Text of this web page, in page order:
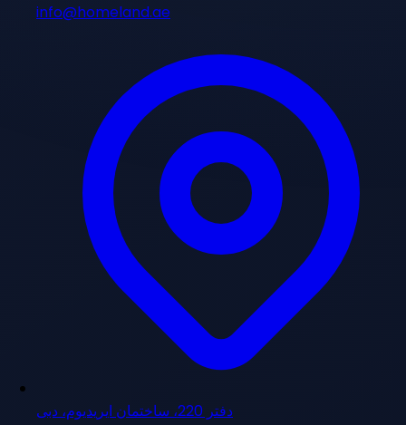
info@homeland.ae
دفتر 220، ساختمان ایریدیوم، دبی